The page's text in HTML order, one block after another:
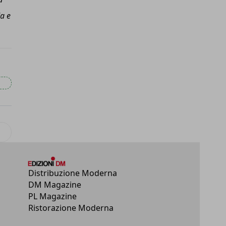
e
successivo: Flavio Castelli nominato nuovo amministratore
Distribuzione Moderna
DM Magazine
PL Magazine
Ristorazione Moderna